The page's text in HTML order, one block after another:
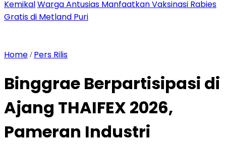
KemikalWarga Antusias Manfaatkan Vaksinasi Rabies
Gratis di Metland Puri
Home / Pers Rilis
Binggrae Berpartisipasi di
Ajang THAIFEX 2026,
Pameran Industri